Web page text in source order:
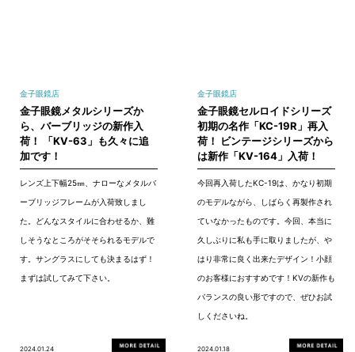
金子眼鏡店
金子眼鏡メタルシリーズか
ら、バーブリッジの新作入
荷！ 「KV-63」も久々に追
加です！
レンズ上下幅25㎜、ナローなメタルバ
ーブリッジフレームが入荷致しまし
た。どんなスタイルに合わせるか、難
しそうなところがそそられるモデルで
す。サングラスにしても決まるはず！
まずは試してみて下さい。
2024.01.24
金子眼鏡店
金子眼鏡セルロイドシリーズ
初期の名作「KC-19R」再入
荷！ ビンテージシリーズから
は新作「KV-164」入荷！
今回再入荷したKC-19は、かなり初期
のモデルながら、しばらく再製作され
ていなかったものです。今回、本当に
久しぶりに私も手に取りましたが、や
はり非常に良く出来たデザイン！小顔
のお客様におすすめです！KVの新作も
バランスの良い形ですので、ぜひお試
しくださいね。
2024.01.18